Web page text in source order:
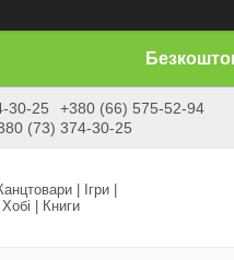
30-25
+380 (66) 575-52-94
(73) 374-30-25
| Ігри |
| Книги